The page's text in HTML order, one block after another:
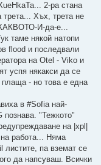
2-ра стана
Хъх, трета не
КАКВОТО-И-да-е...
таме някой натопи
flood и последвали
на Otel - Viko и
успя някакси да се
- но това е една
в #Sofia най-
"Тежкото"
на |xpl|
работа... Няма
листите, па вземат се
да напсуваш. Всички